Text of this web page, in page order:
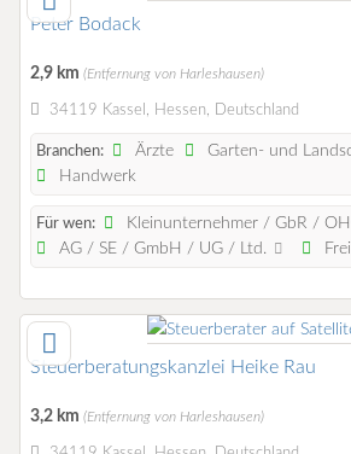
Peter Bodack
2,9 km (Entfernung von Harleshausen)
34119 Kassel, Hessen, Deutschland
Branchen: Ärzte
Garten- und
Handwerk
Für wen:
Kleinunternehmer / GbR /
AG / SE / GmbH / UG / Ltd.
Steuerberatungskanzlei Heike Rau
3,2 km (Entfernung von Harleshausen)